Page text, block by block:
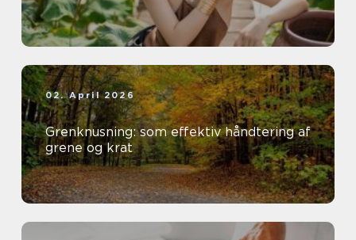
02. April 2026
Grenknusning: som effektiv håndtering af
grene og krat